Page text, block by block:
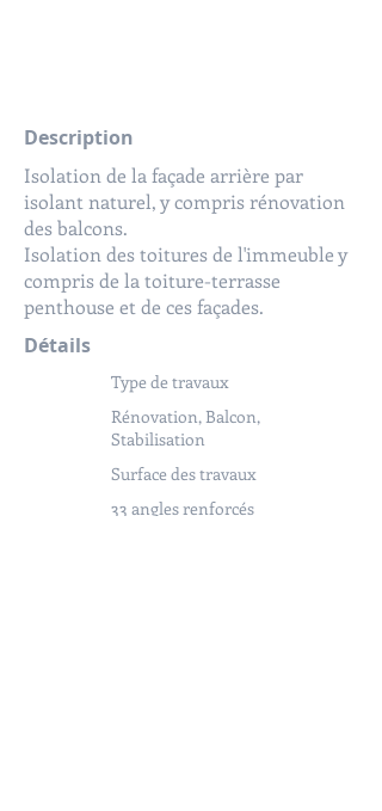
Description
Isolation de la façade arrière par
isolant naturel, y compris rénovation
des balcons.
Isolation des toitures de l'immeuble y
compris de la toiture-terrasse
penthouse et de ces façades.
Détails
Type de travaux
Rénovation, Balcon,
Stabilisation
Surface des travaux
33 angles renforcés